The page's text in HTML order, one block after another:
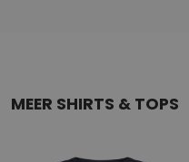
MEER SHIRTS & TOPS